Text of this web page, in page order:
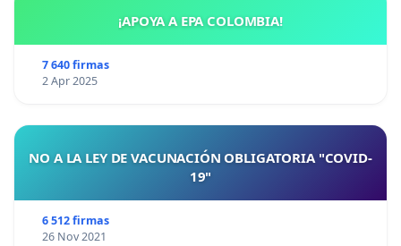
¡APOYA A EPA COLOMBIA!
7 640 firmas
2 Apr 2025
NO A LA LEY DE VACUNACIÓN OBLIGATORIA "COVID-
19"
6 512 firmas
26 Nov 2021